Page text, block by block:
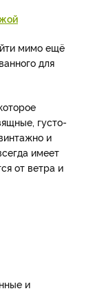
мимо ещё
для
густо-
и
имеет
от ветра и
и